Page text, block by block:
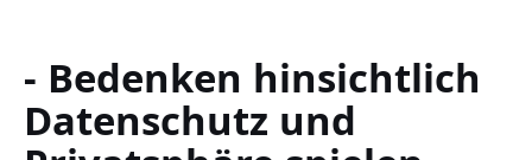
- ‌Bedenken hinsichtlich ​
Datenschutz und